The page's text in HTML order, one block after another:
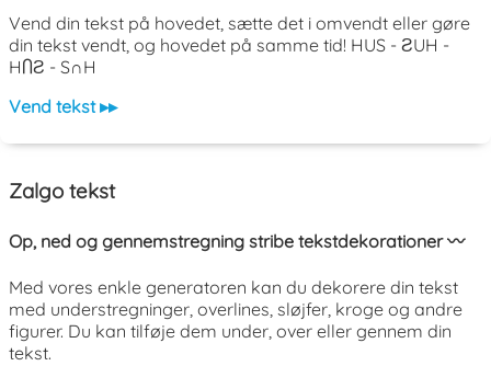
Vend din tekst på hovedet, sætte det i omvendt eller gøre
din tekst vendt, og hovedet på samme tid! HUS - ƧUH -
HႶƧ - S∩H
Vend tekst ▸▸
Zalgo tekst
Op, ned og gennemstregning stribe tekstdekorationer 〰️
Med vores enkle generatoren kan du dekorere din tekst
med understregninger, overlines, sløjfer, kroge og andre
figurer. Du kan tilføje dem under, over eller gennem din
tekst.